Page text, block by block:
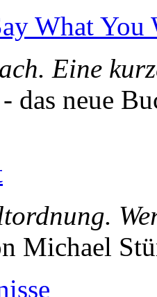
What You
Eine
- das neue
Michael